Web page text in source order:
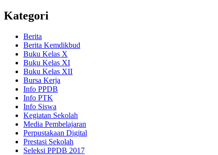
Kategori
Berita
Berita Kemdikbud
Buku Kelas X
Buku Kelas XI
Buku Kelas XII
Bursa Kerja
Info PPDB
Info PTK
Info Siswa
Kegiatan Sekolah
Media Pembelajaran
Perpustakaan Digital
Prestasi Sekolah
Seleksi PPDB 2017